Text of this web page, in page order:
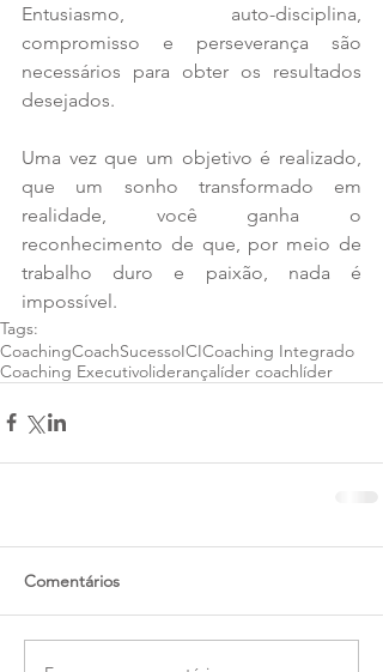
Entusiasmo, auto-disciplina,
compromisso e perseverança são
necessários para obter os resultados
desejados.
Uma vez que um objetivo é realizado,
que um sonho transformado em
realidade, você ganha o
reconhecimento de que, por meio de
trabalho duro e paixão, nada é
impossível.
Tags:
CoachingCoachSucessoICICoaching Integrado
Coaching Executivoliderançalíder coachlíder
Comentários